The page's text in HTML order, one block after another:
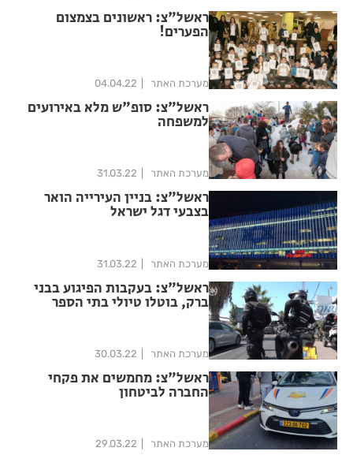
ראשל"צ: ראשונים בצמצום
הפערים!
מערכת האתר 04.04.22
ראשל"צ: סופ"ש מלא באירועים
למשפחה
מערכת האתר 31.03.22
ראשל"צ: בניין העירייה הואר
בצבעי דגל ישראל
מערכת האתר 31.03.22
ראשל"צ: בעקבות הפיגוע בבני
ברק, בוטלו טיולי בתי הספר
מערכת האתר 30.03.22
ראשל"צ: מחמשים את פקחי
החברה לביטחון
מערכת האתר 29.03.22